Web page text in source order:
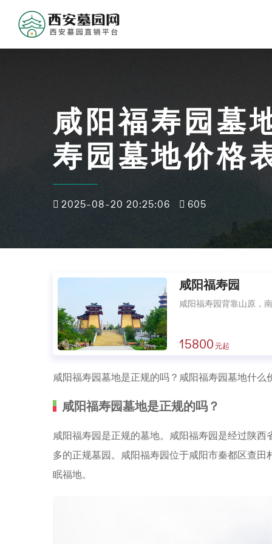
咸阳福寿园墓
寿园墓地价格
2025-08-20 20:25:06 605
咸阳福寿园
咸阳福寿园背靠山原，
15800
咸阳福寿园墓地是正规的吗？咸阳福寿园墓地什
咸阳福寿园墓地是正规的吗？
咸阳福寿园是正规的墓地。咸阳福寿园是经过陕
多的正规墓园。咸阳福寿园位于咸阳市秦都区查
眠福地。